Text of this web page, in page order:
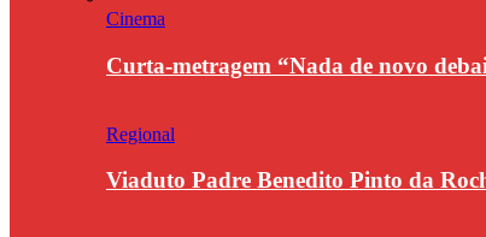
Cinema
Curta-metragem “Nada de novo
Regional
Viaduto Padre Benedito Pinto da